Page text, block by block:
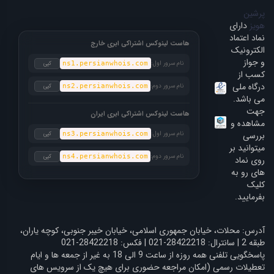
پرشین
هویز دارای
نماد اعتماد
الکترونیک
و جواز
کسب از
درگاه ملی
می باشد.
جهت
مشاهده و
بررسی
میتوانید بر
روی نماد
های رو به
کلیک
بفرمایید.
هاست لینوکس اشتراکی ابری خارج
نام سرور اول: ns1.persianwhois.com کپی
نام سرور دوم: ns2.persianwhois.com کپی
هاست لینوکس اشتراکی ابری ایران
نام سرور اول: ns3.persianwhois.com کپی
نام سرور دوم: ns4.persianwhois.com کپی
آدرس: محلات، خیابان جمهوری اسلامی، خیابان خیبر جنوبی، کوچه یاران،
طبقه 2 | سانترال: 28422218-021 | فکس: 28422218-021
پاسخگویی تلفنی همه روزه از ساعت 9 الی 18 به غیر از جمعه ها و ایام
تعطیلات رسمی (امکان مراجعه حضوری برای هیچ یک از سرویس های